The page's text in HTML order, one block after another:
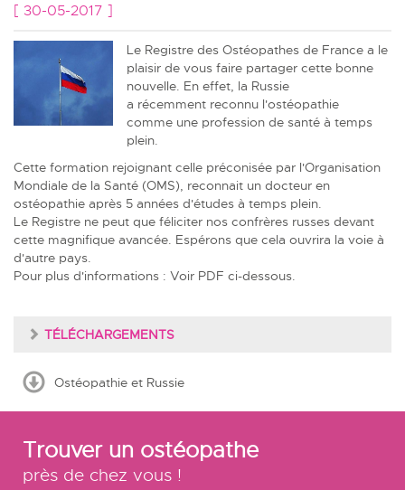
[ 30-05-2017 ]
Le Registre des Ostéopathes de France a le
plaisir de vous faire partager cette bonne
nouvelle. En effet, la Russie
a récemment reconnu l'ostéopathie
comme une profession de santé à temps
plein.
Cette formation rejoignant celle préconisée par l'Organisation
Mondiale de la Santé (OMS), reconnait un docteur en
ostéopathie après 5 années d'études à temps plein.
Le Registre ne peut que féliciter nos confrères russes devant
cette magnifique avancée. Espérons que cela ouvrira la voie à
d'autre pays.
Pour plus d'informations : Voir PDF ci-dessous.
TÉLÉCHARGEMENTS
Ostéopathie et Russie
Trouver un ostéopathe
près de chez vous !